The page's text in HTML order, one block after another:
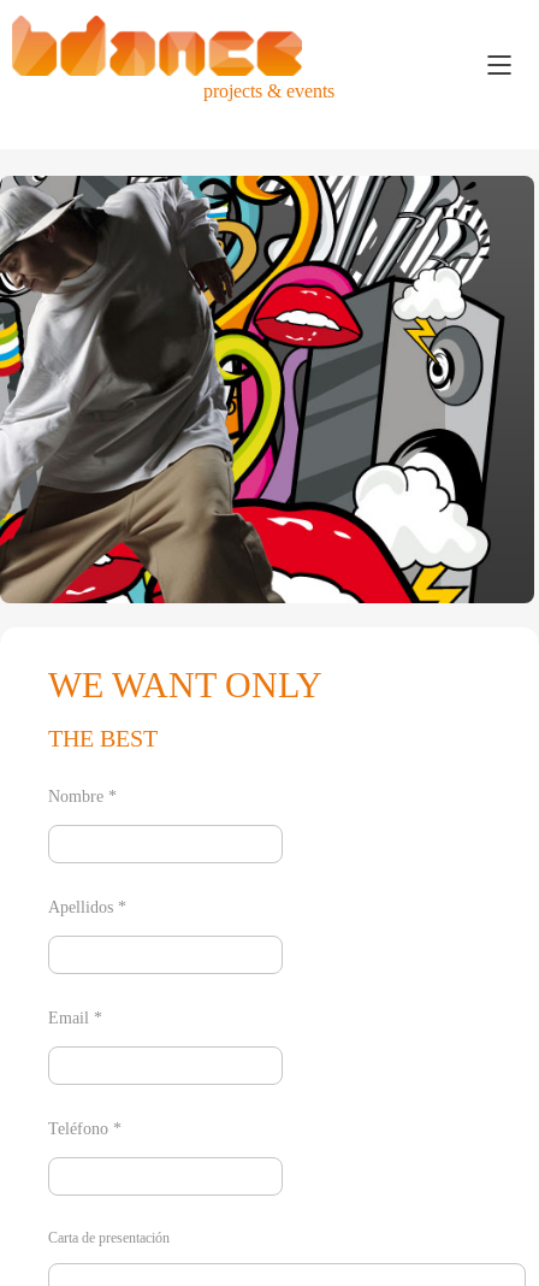
projects & events
WE WANT ONLY
THE BEST
Nombre *
Apellidos *
Email *
Teléfono *
Carta de presentación